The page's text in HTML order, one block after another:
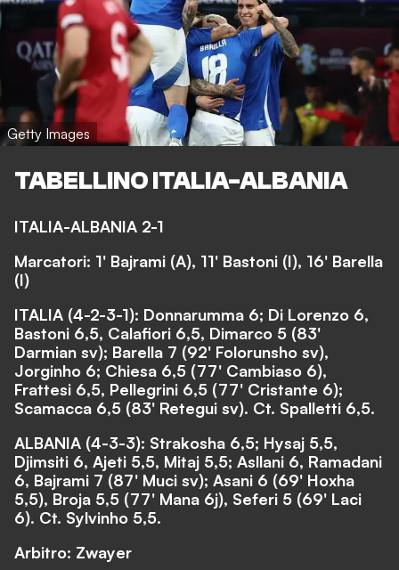
Getty Images
TABELLINO ITALIA-ALBANIA
ITALIA-ALBANIA 2-1
Marcatori: 1' Bajrami (A), 11' Bastoni (I), 16' Barella
(I)
ITALIA (4-2-3-1): Donnarumma 6; Di Lorenzo 6,
Bastoni 6,5, Calafiori 6,5, Dimarco 5 (83'
Darmian sv); Barella 7 (92' Folorunsho sv),
Jorginho 6; Chiesa 6,5 (77' Cambiaso 6),
Frattesi 6,5, Pellegrini 6,5 (77' Cristante 6);
Scamacca 6,5 (83' Retegui sv). Ct. Spalletti 6,5.
ALBANIA (4-3-3): Strakosha 6,5; Hysaj 5,5,
Djimsiti 6, Ajeti 5,5, Mitaj 5,5; Asllani 6, Ramadani
6, Bajrami 7 (87' Muci sv); Asani 6 (69' Hoxha
5,5), Broja 5,5 (77' Mana 6j), Seferi 5 (69' Laci
6). Ct. Sylvinho 5,5.
Arbitro: Zwayer